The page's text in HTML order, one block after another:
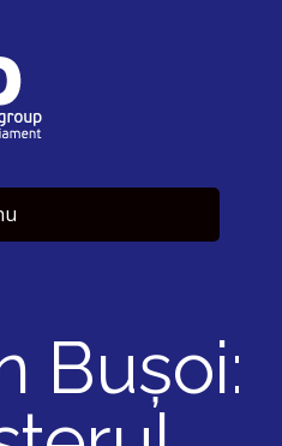
Bușoi: